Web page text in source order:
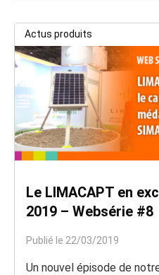
Actus produits
Le LIMACAPT en
2019 – Websérie #8
Publié le 22/03/2019
Un nouvel épisode de